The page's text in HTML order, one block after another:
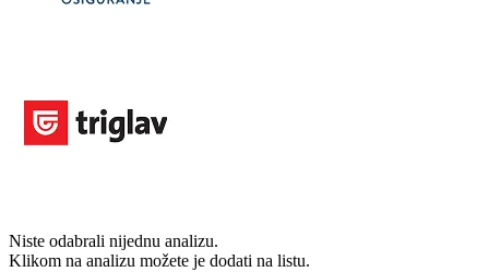
Niste odabrali nijednu analizu.
Klikom na analizu možete je dodati na listu.